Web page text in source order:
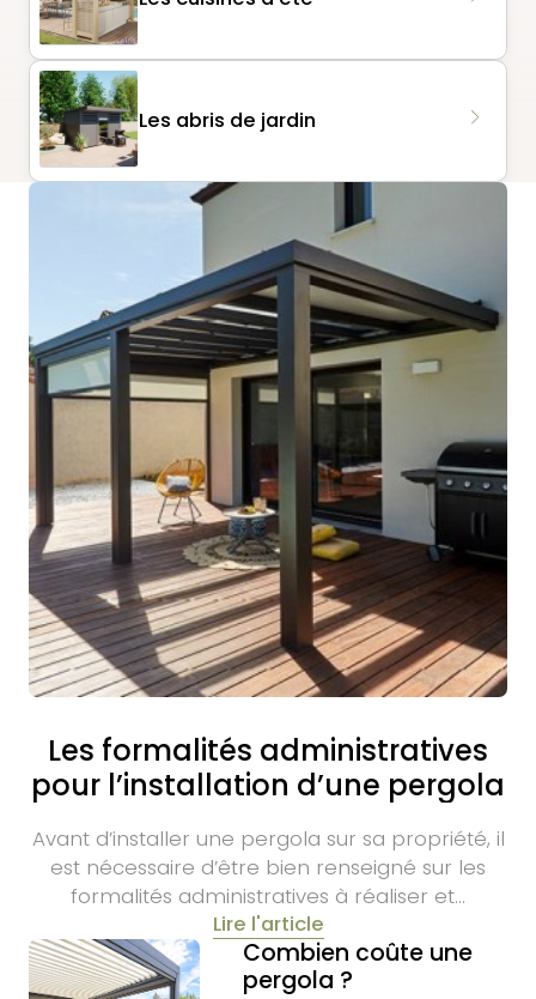
Les abris de jardin
Les formalités administratives
pour l’installation d’une pergola
Avant d’installer une pergola sur sa propriété, il
est nécessaire d’être bien renseigné sur les
formalités administratives à réaliser et…
Lire l'article
Combien coûte une
pergola ?